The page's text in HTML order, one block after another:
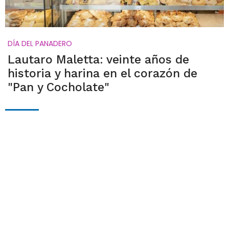
DÍA DEL PANADERO
Lautaro Maletta: veinte años de
historia y harina en el corazón de
"Pan y Cocholate"